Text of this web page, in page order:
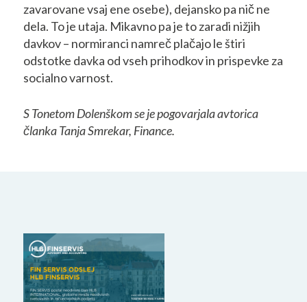
zavarovane vsaj ene osebe), dejansko pa nič ne
dela. To je utaja. Mikavno pa je to zaradi nižjih
davkov – normiranci namreč plačajo le štiri
odstotke davka od vseh prihodkov in prispevke za
socialno varnost.
S Tonetom Dolenškom se je pogovarjala avtorica
članka Tanja Smrekar, Finance.